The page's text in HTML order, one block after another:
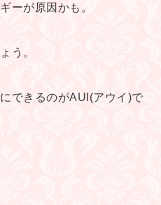
ーが原因かも。
う。
できるのがAUI(アウイ)で